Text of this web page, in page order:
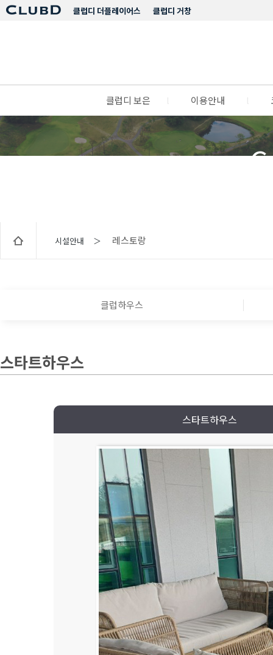
클럽디 거창
클럽디 더플레이어스
클럽디 보은 이용안내
시설안내 ＞ 레스토랑
클럽하우스
스타트하우스
스타트하우스